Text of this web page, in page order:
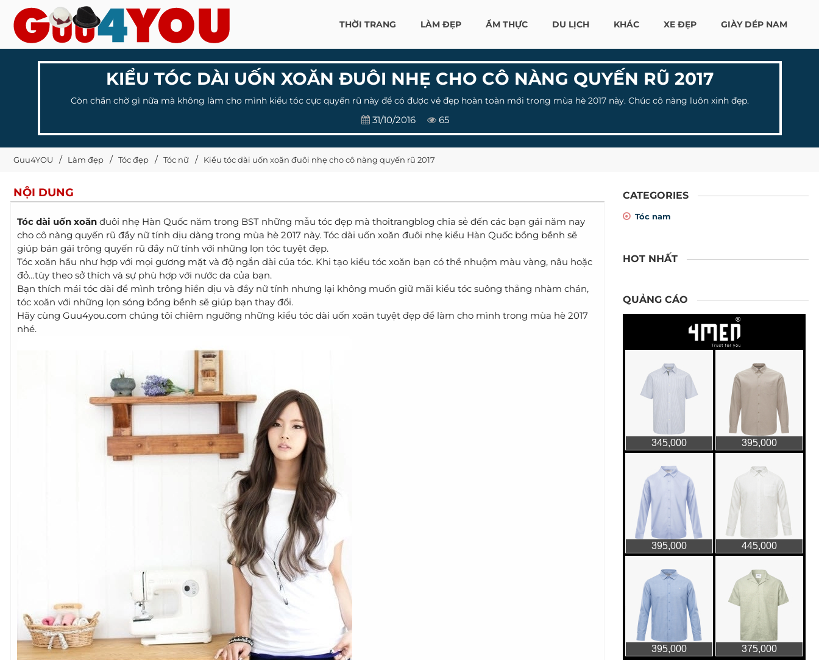
THỜI TRANG LÀM ĐẸP ẨM THỰC DU LỊCH KHÁC XE ĐẸP GIÀY DÉP NAM
KIỂU TÓC DÀI UỐN XOĂN ĐUÔI NHẸ CHO CÔ NÀNG QUYẾN RŨ 2017
Còn chần chờ gì nữa mà không làm cho mình kiểu tóc cực quyến rũ này để có được vẻ đẹp hoàn toàn mới trong mùa hè 2017 này. Chúc cô nàng luôn xinh đẹp.
31/10/2016 65
Guu4YOU Làm đẹp Tóc đẹp Tóc nữ Kiểu tóc dài uốn xoăn đuôi nhẹ cho cô nàng quyến rũ 2017
NỘI DUNG
Tóc dài uốn xoăn đuôi nhẹ Hàn Quốc năm trong BST những mẫu tóc đẹp mà thoitrangblog chia sẻ đến các bạn gái năm nay
cho cô nàng quyến rũ đầy nữ tính dịu dàng trong mùa hè 2017 này. Tóc dài uốn xoăn đuôi nhẹ kiểu Hàn Quốc bồng bềnh sẽ
giúp bán gái trông quyến rũ đầy nữ tính với những lọn tóc tuyệt đẹp.
Tóc xoăn hầu như hợp với mọi gương mặt và độ ngắn dài của tóc. Khi tạo kiểu tóc xoăn bạn có thể nhuộm màu vàng, nâu hoặc
đỏ…tùy theo sở thích và sự phù hợp với nước da của bạn.
Bạn thích mái tóc dài để mình trông hiền dịu và đầy nữ tính nhưng lại không muốn giữ mãi kiểu tóc suông thẳng nhàm chán,
tóc xoăn với những lọn sóng bồng bềnh sẽ giúp bạn thay đổi.
Hãy cùng Guu4you.com chúng tôi chiêm ngưỡng những kiểu tóc dài uốn xoăn tuyệt đẹp để làm cho mình trong mùa hè 2017
nhé.
CATEGORIES
Tóc nam
HOT NHẤT
QUẢNG CÁO